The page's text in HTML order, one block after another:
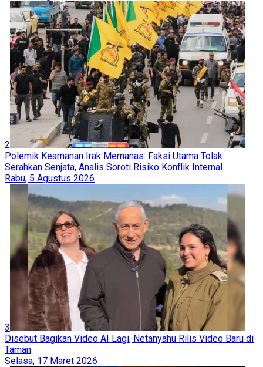
2
Polemik Keamanan Irak Memanas: Faksi Utama Tolak
Serahkan Senjata, Analis Soroti Risiko Konflik Internal
Rabu, 5 Agustus 2026
3
Disebut Bagikan Video AI Lagi, Netanyahu Rilis Video Baru di
Taman
Selasa, 17 Maret 2026